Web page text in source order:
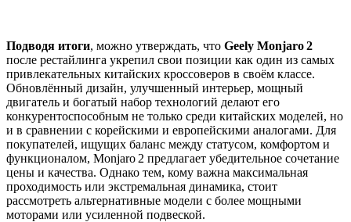
Подводя итоги, можно утверждать, что Geely Monjaro 2
после рестайлинга укрепил свои позиции как один из самых
привлекательных китайских кроссоверов в своём классе.
Обновлённый дизайн, улучшенный интерьер, мощный
двигатель и богатый набор технологий делают его
конкурентоспособным не только среди китайских моделей, но
и в сравнении с корейскими и европейскими аналогами. Для
покупателей, ищущих баланс между статусом, комфортом и
функционалом, Monjaro 2 предлагает убедительное сочетание
цены и качества. Однако тем, кому важна максимальная
проходимость или экстремальная динамика, стоит
рассмотреть альтернативные модели с более мощными
моторами или усиленной подвеской.